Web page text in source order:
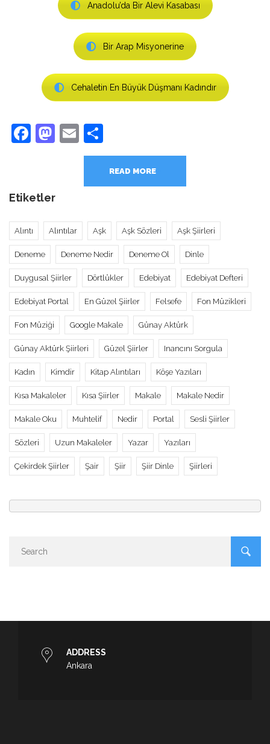
Anadolu’da Bir Alevi Kasabası
Bir Arap Misyonerine
Cehaletin En Büyük Düşmanı Kadındır
Facebook
Mastodon
Email
READ MORE
Etiketler
Alıntı Alıntılar Aşk Aşk Sözleri Aşk Şiirleri
Deneme Deneme Nedir Deneme Ol Dinle
Duygusal Şiirler Dörtlükler Edebiyat Edebiyat Defteri
Edebiyat Portal En Güzel Şiirler Felsefe Fon Müzikleri
Fon Müziği Google Makale Günay Aktürk
Günay Aktürk Şiirleri Güzel Şiirler Inancını Sorgula
Kadın Kimdir Kitap Alıntıları Köşe Yazıları
Kısa Makaleler Kısa Şiirler Makale Makale Nedir
Makale Oku Muhtelif Nedir Portal Sesli Şiirler
Sözleri Uzun Makaleler Yazar Yazıları
Çekirdek Şiirler Şair Şiir Şiir Dinle Şiirleri
ADDRESS
Ankara